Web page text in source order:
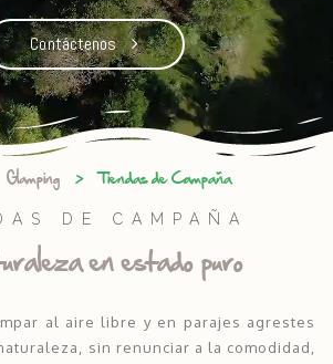
Contáctenos
Glamping > Tiendas de Campaña
DE CAMPAÑA
en estado puro
al aire libre y en parajes agrestes
sin renunciar a la comodidad,